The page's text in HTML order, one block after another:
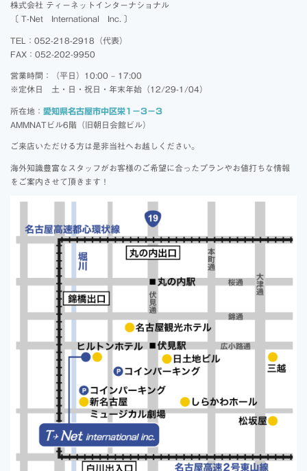
株式会社 ティーネットインターナショナル
〔 T-Net International Inc. 〕
TEL：052-218-2918（代表）
FAX：052-202-9950
営業時間：（平日）10:00 – 17:00
※定休日 土・日・祝日・年末年始（12/29-1/04）
所在地： 愛知県名古屋市中区栄1－3－3
AMMNATビル6階（旧朝日会館ビル）
ご来店いただける方は是非当社へお越しください。
海外知識豊富なスタッフがお客様のご希望に合ったプランやお値打ちな情報
をご案内させて頂きます！